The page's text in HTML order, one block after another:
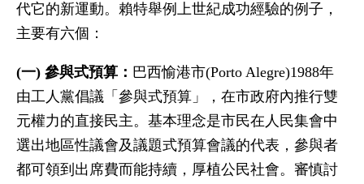
代它的新運動。賴特舉例上世紀成功經驗的例子，
主要有六個：
(一) 參與式預算： 巴西愉港市(Porto Alegre)1988年
由工人黨倡議「參與式預算」，在市政府內推行雙
元權力的直接民主。基本理念是市民在人民集會中
選出地區性議會及議題式預算會議的代表，參與者
都可領到出席費而能持續，厚植公民社會。審慎討